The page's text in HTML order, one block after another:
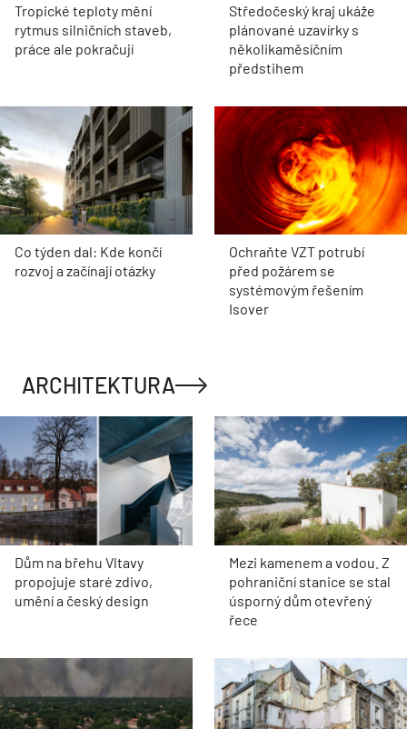
Tropické teploty mění
rytmus silničních staveb,
práce ale pokračují
Středočeský kraj ukáže
plánované uzavírky s
několikaměsíčním
předstihem
Co týden dal: Kde končí
rozvoj a začínají otázky
Ochraňte VZT potrubí
před požárem se
systémovým řešením
Isover
ARCHITEKTURA
Dům na břehu Vltavy
propojuje staré zdivo,
umění a český design
Mezi kamenem a vodou. Z
pohraniční stanice se stal
úsporný dům otevřený
řece